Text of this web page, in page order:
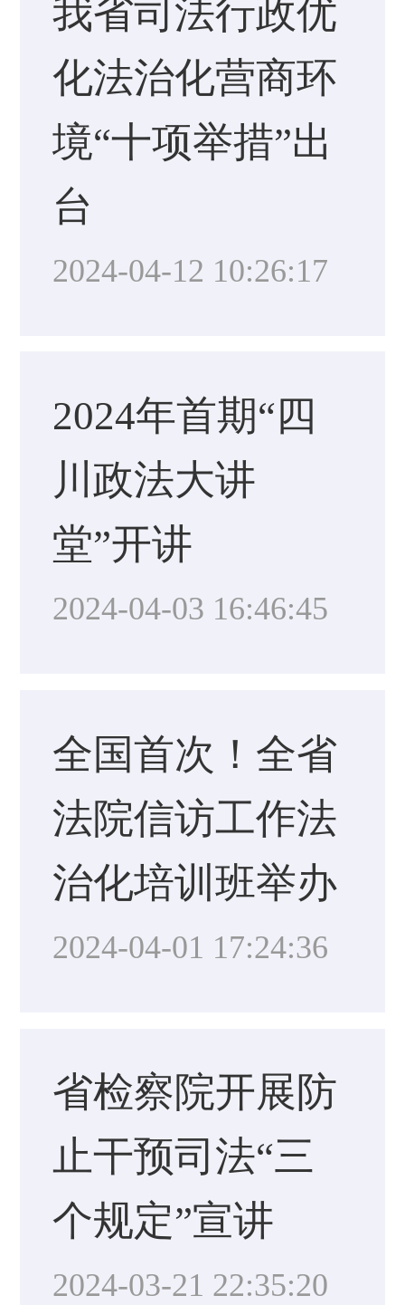
我省司法行政优
化法治化营商环
境“十项举措”出
台
2024-04-12 10:26:17
2024年首期“四
川政法大讲
堂”开讲
2024-04-03 16:46:45
全国首次！全省
法院信访工作法
治化培训班举办
2024-04-01 17:24:36
省检察院开展防
止干预司法“三
个规定”宣讲
2024-03-21 22:35:20